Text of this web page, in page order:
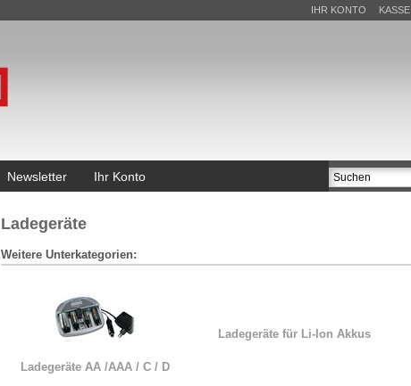
IHR KONTO KASSE
Newsletter Ihr Konto
Ladegeräte
Weitere Unterkategorien:
Ladegeräte AA /AAA / C / D
Ladegeräte für Li-Ion Akkus